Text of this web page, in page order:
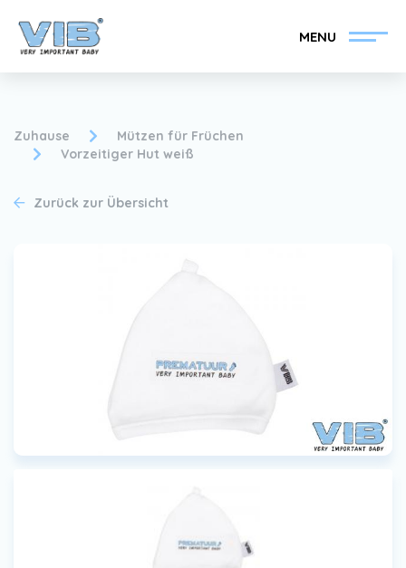
MENU
VIB®-Händler werden
VIB®-Händler werden
Zuhause
Mützen für Früchen
Vorzeitiger Hut weiß
Zurück zur Übersicht